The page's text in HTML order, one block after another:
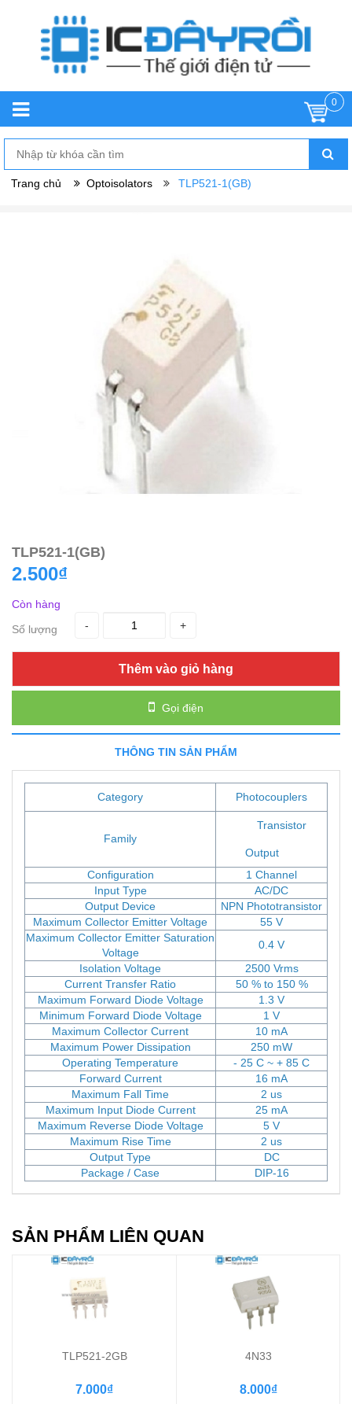
0
Trang chủ Optoisolators TLP521-1(GB)
TLP521-1(GB)
2.500₫
Còn hàng
Số lượng
- +
Thêm vào giỏ hàng
Gọi điện
THÔNG TIN SẢN PHẨM
Category Photocouplers
Family
Transistor
Output
Configuration
1 Channel
Input Type
AC/DC
Output Device
NPN Phototransistor
Maximum Collector Emitter Voltage
55 V
Maximum Collector Emitter Saturation
Voltage
0.4 V
Isolation Voltage
2500 Vrms
Current Transfer Ratio
50 % to 150 %
Maximum Forward Diode Voltage
1.3 V
Minimum Forward Diode Voltage
1 V
Maximum Collector Current
10 mA
Maximum Power Dissipation
250 mW
Operating Temperature
- 25 C ~ + 85 C
Forward Current
16 mA
Maximum Fall Time
2 us
Maximum Input Diode Current
25 mA
Maximum Reverse Diode Voltage
5 V
Maximum Rise Time
2 us
Output Type
DC
Package / Case
DIP-16
SẢN PHẨM LIÊN QUAN
TLP521-2GB
7.000₫
4N33
8.000₫